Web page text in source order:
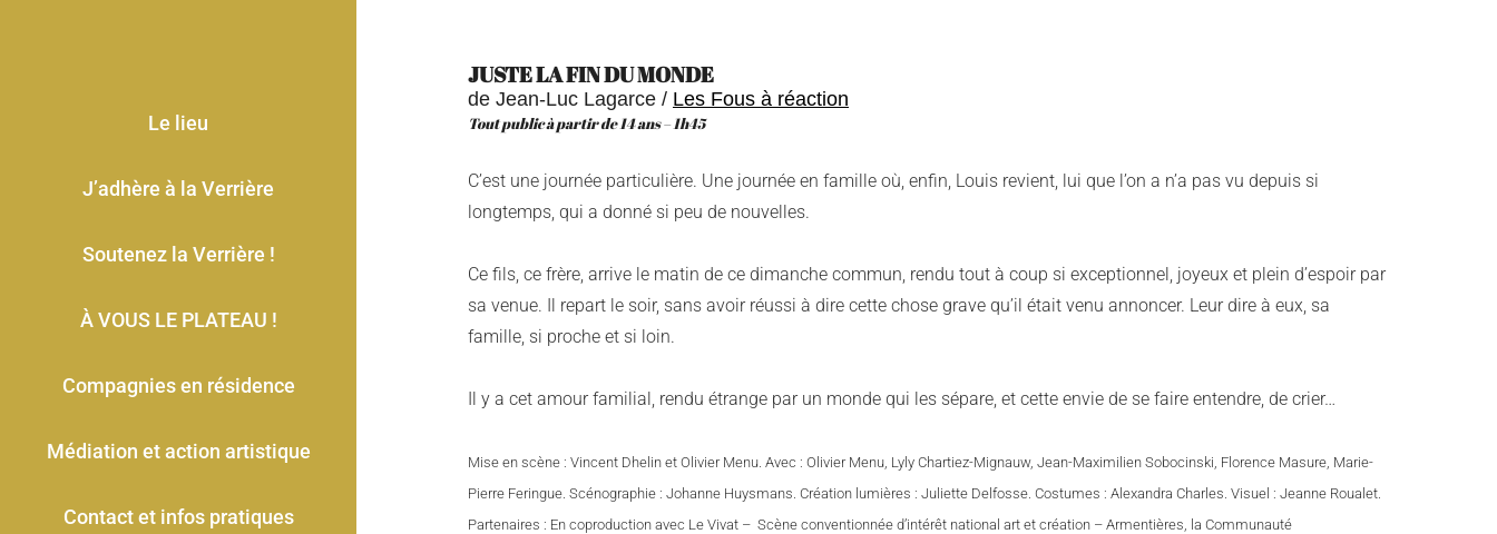
Le lieu
J’adhère à la Verrière
Soutenez la Verrière !
À VOUS LE PLATEAU !
Compagnies en résidence
Médiation et action artistique
Contact et infos pratiques
JUSTE LA FIN DU MONDE
de Jean-Luc Lagarce / Les Fous à réaction
Tout public à partir de 14 ans – 1h45
C’est une journée particulière. Une journée en famille où, enfin, Louis revient, lui que l’on a n’a pas vu depuis si
longtemps, qui a donné si peu de nouvelles.
Ce fils, ce frère, arrive le matin de ce dimanche commun, rendu tout à coup si exceptionnel, joyeux et plein d’espoir par
sa venue. Il repart le soir, sans avoir réussi à dire cette chose grave qu’il était venu annoncer. Leur dire à eux, sa
famille, si proche et si loin.
Il y a cet amour familial, rendu étrange par un monde qui les sépare, et cette envie de se faire entendre, de crier…
Mise en scène : Vincent Dhelin et Olivier Menu. Avec : Olivier Menu, Lyly Chartiez-Mignauw, Jean-Maximilien Sobocinski, Florence Masure, Marie-
Pierre Feringue. Scénographie : Johanne Huysmans. Création lumières : Juliette Delfosse. Costumes : Alexandra Charles. Visuel : Jeanne Roualet.
Partenaires : En coproduction avec Le Vivat – Scène conventionnée d’intérêt national art et création – Armentières, la Communauté